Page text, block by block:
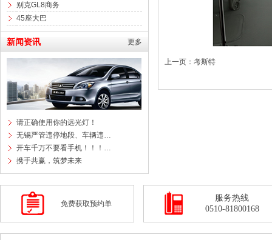
别克GL8商务
45座大巴
新闻资讯 更多
请正确使用你的远光灯！
无锡严管违停地段、车辆违…
开车千万不要看手机！！！…
携手共赢，筑梦未来
上一页：考斯特
免费获取预约单
服务热线
0510-81800168